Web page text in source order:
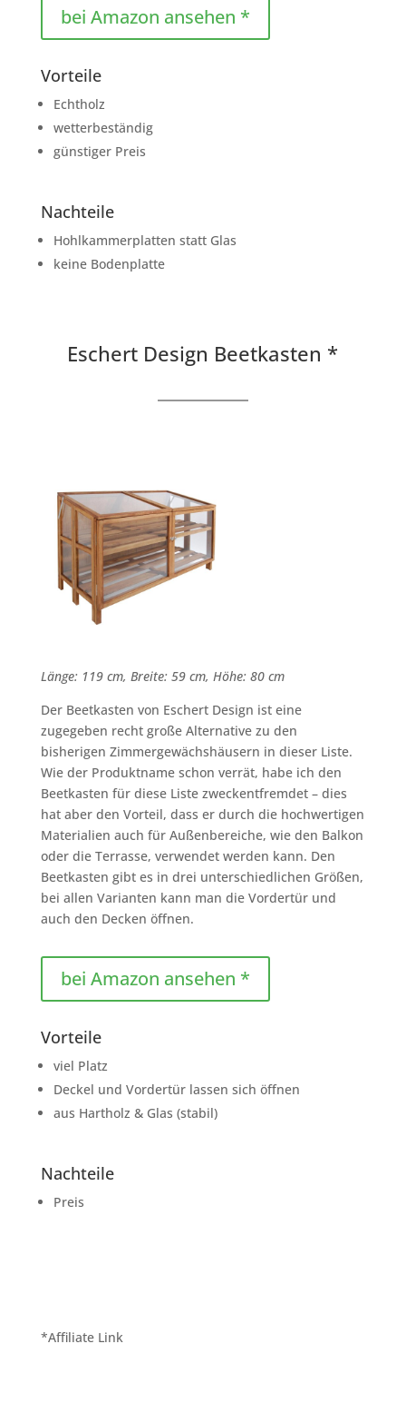
bei Amazon ansehen *
Vorteile
Echtholz
wetterbeständig
günstiger Preis
Nachteile
Hohlkammerplatten statt Glas
keine Bodenplatte
Eschert Design Beetkasten *
Länge: 119 cm, Breite: 59 cm, Höhe: 80 cm
Der Beetkasten von Eschert Design ist eine
zugegeben recht große Alternative zu den
bisherigen Zimmergewächshäusern in dieser Liste.
Wie der Produktname schon verrät, habe ich den
Beetkasten für diese Liste zweckentfremdet – dies
hat aber den Vorteil, dass er durch die hochwertigen
Materialien auch für Außenbereiche, wie den Balkon
oder die Terrasse, verwendet werden kann. Den
Beetkasten gibt es in drei unterschiedlichen Größen,
bei allen Varianten kann man die Vordertür und
auch den Decken öffnen.
bei Amazon ansehen *
Vorteile
viel Platz
Deckel und Vordertür lassen sich öffnen
aus Hartholz & Glas (stabil)
Nachteile
Preis
*Affiliate Link